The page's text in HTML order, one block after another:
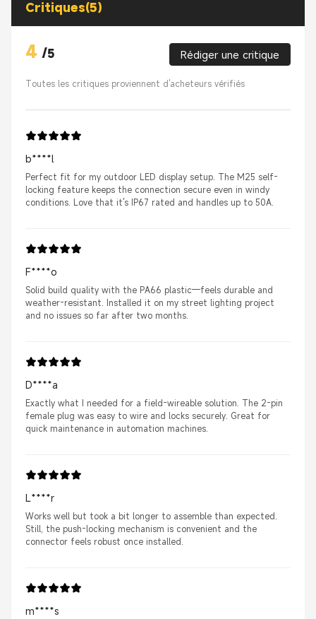
Critiques(5)
4 /5 Rédiger une critique
Toutes les critiques proviennent d'acheteurs vérifiés
b****l
Perfect fit for my outdoor LED display setup. The M25 self-
locking feature keeps the connection secure even in windy
conditions. Love that it's IP67 rated and handles up to 50A.
F****o
Solid build quality with the PA66 plastic—feels durable and
weather-resistant. Installed it on my street lighting project
and no issues so far after two months.
D****a
Exactly what I needed for a field-wireable solution. The 2-pin
female plug was easy to wire and locks securely. Great for
quick maintenance in automation machines.
L****r
Works well but took a bit longer to assemble than expected.
Still, the push-locking mechanism is convenient and the
connector feels robust once installed.
m****s